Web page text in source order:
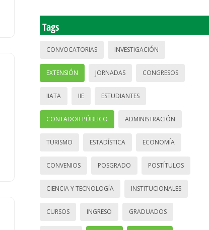
Tags
CONVOCATORIAS INVESTIGACIÓN
EXTENSIÓN JORNADAS CONGRESOS
IIATA IIE ESTUDIANTES
CONTADOR PÚBLICO ADMINISTRACIÓN
TURISMO ESTADÍSTICA ECONOMÍA
CONVENIOS POSGRADO POSTÍTULOS
CIENCIA Y TECNOLOGÍA INSTITUCIONALES
CURSOS INGRESO GRADUADOS